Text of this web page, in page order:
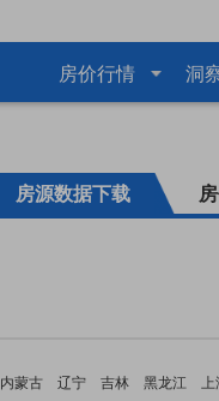
房价行情 洞
房源数据下载
内蒙古 辽宁 吉林 黑龙江